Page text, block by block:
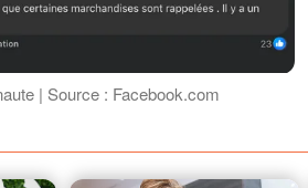
| Source : Facebook.com